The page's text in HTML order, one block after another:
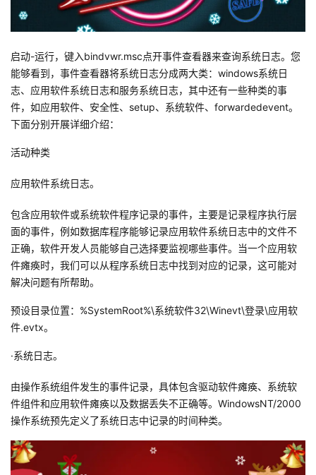
的
课
我
的
证
我
实
验
的
收
藏
技
术
的
云
议
启动-运行，键入bindvwr.msc点开事件查看器来查询系统日志。您
能够看到，事件查看器将系统日志分成两大类：windows系统日
志、应用软件系统日志和服务系统日志，其中还有一些种类的事
件，如应用软件、安全性、setup、系统软件、forwardedevent。
下面分别开展详细介绍：
活动种类
应用软件系统日志。
包含应用软件或系统软件程序记录的事件，主要是记录程序执行层
面的事件，例如数据库程序能够记录应用软件系统日志中的文件不
正确，软件开发人员能够自己选择要监视哪些事件。当一个应用软
件瘫痪时，我们可以从程序系统日志中找到对应的记录，这可能对
解决问题有所帮助。
预设目录位置：%SystemRoot%\系统软件32\Winevt\登录\应用软
件.evtx。
·系统日志。
由操作系统组件发生的事件记录，具体包含驱动软件瘫痪、系统软
件组件和应用软件瘫痪以及数据丢失不正确等。WindowsNT/2000
操作系统预先定义了系统日志中记录的时间种类。